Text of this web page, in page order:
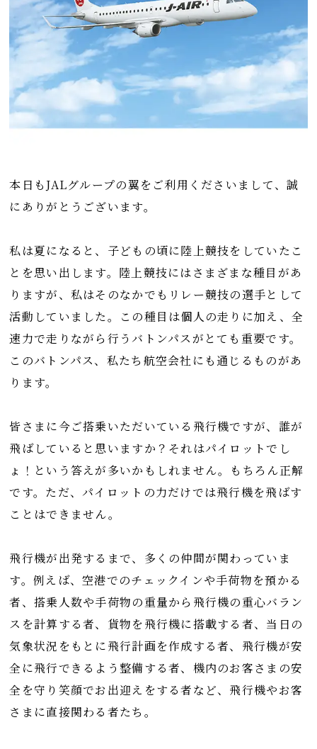
本日もJALグループの翼をご利用くださいまして、誠
にありがとうございます。
私は夏になると、子どもの頃に陸上競技をしていたこ
とを思い出します。陸上競技にはさまざまな種目があ
りますが、私はそのなかでもリレー競技の選手として
活動していました。この種目は個人の走りに加え、全
速力で走りながら行うバトンパスがとても重要です。
このバトンパス、私たち航空会社にも通じるものがあ
ります。
皆さまに今ご搭乗いただいている飛行機ですが、誰が
飛ばしていると思いますか？それはパイロットでし
ょ！という答えが多いかもしれません。もちろん正解
です。ただ、パイロットの力だけでは飛行機を飛ばす
ことはできません。
飛行機が出発するまで、多くの仲間が関わっていま
す。例えば、空港でのチェックインや手荷物を預かる
者、搭乗人数や手荷物の重量から飛行機の重心バラン
スを計算する者、貨物を飛行機に搭載する者、当日の
気象状況をもとに飛行計画を作成する者、飛行機が安
全に飛行できるよう整備する者、機内のお客さまの安
全を守り笑顔でお出迎えをする者など、飛行機やお客
さまに直接関わる者たち。